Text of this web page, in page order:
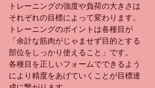
トレーニングの強度や負荷の大きさは
それぞれの目標によって変わります。
トレーニングのポイントは各種目が
「余計な筋肉がじゃませず目的とする
部位をしっかり使えること」です。
各種目を正しいフォームでできるよう
により精度をあげていくことが目標達